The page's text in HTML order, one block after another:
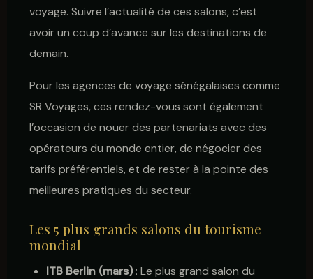
voyage. Suivre l’actualité de ces salons, c’est
avoir un coup d’avance sur les destinations de
demain.
Pour les agences de voyage sénégalaises comme
SR Voyages, ces rendez-vous sont également
l’occasion de nouer des partenariats avec des
opérateurs du monde entier, de négocier des
tarifs préférentiels, et de rester à la pointe des
meilleures pratiques du secteur.
Les 5 plus grands salons du tourisme
mondial
ITB Berlin (mars): Le plus grand salon du